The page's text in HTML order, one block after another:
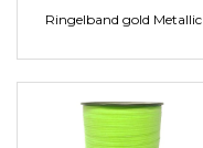
Ringelband gold Metallic